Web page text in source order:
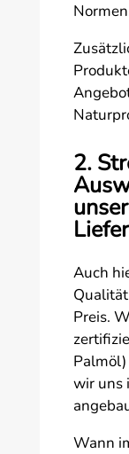
2.
Auch
Preis.
wir uns
Wann